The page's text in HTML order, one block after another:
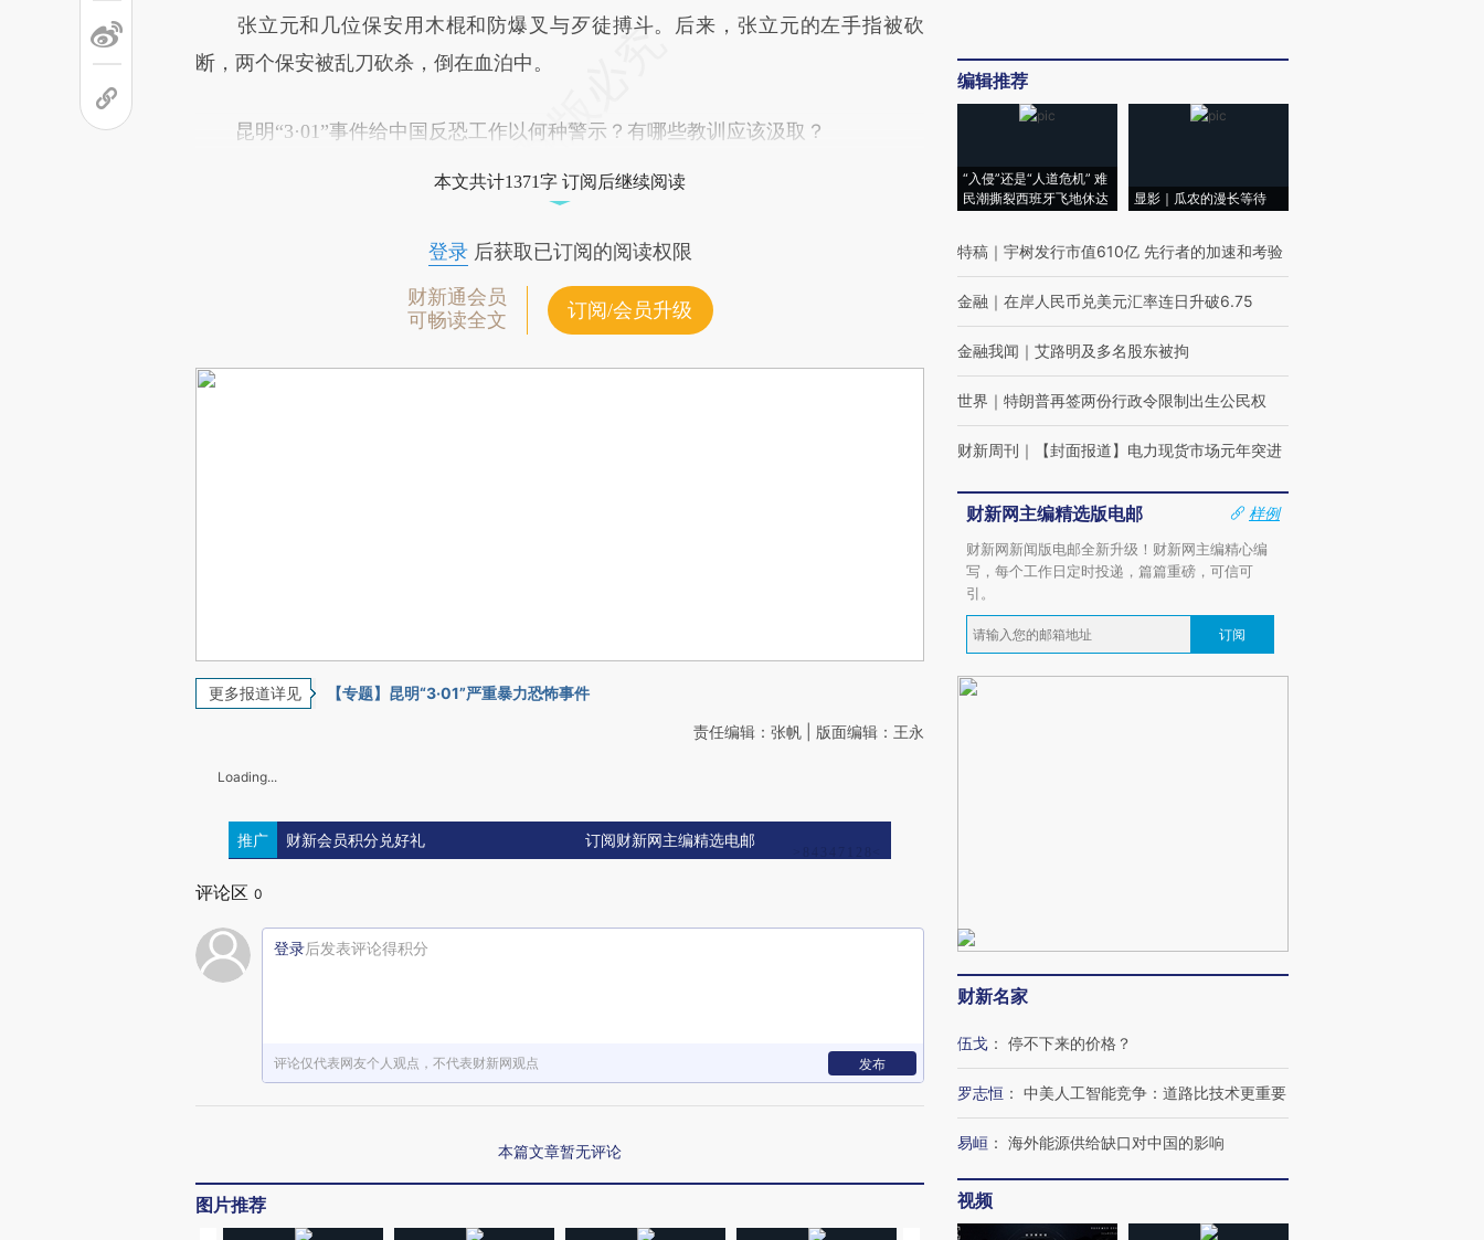
张立元和几位保安用木棍和防爆叉与歹徒搏斗。后来，张立元的左手指被砍
断，两个保安被乱刀砍杀，倒在血泊中。
昆明“3·01”事件给中国反恐工作以何种警示？有哪些教训应该汲取？
本文共计1371字 订阅后继续阅读
登录后获取已订阅的阅读权限
财新通会员
可畅读全文
订阅/会员升级
更多报道详见 【专题】昆明“3·01”严重暴力恐怖事件
责任编辑：张帆 | 版面编辑：王永
Loading...
推广 财新会员积分兑好礼 订阅财新网主编精选电邮
评论区 0
登录后发表评论得积分
评论仅代表网友个人观点，不代表财新网观点 发布
本篇文章暂无评论
图片推荐
编辑推荐
“入侵”还是“人道危机” 难
民潮撕裂西班牙飞地休达
显影｜瓜农的漫长等待
特稿 ｜ 宇树发行市值610亿 先行者的加速和考验
金融 ｜ 在岸人民币兑美元汇率连日升破6.75
金融我闻 ｜ 艾路明及多名股东被拘
世界 ｜ 特朗普再签两份行政令限制出生公民权
财新周刊 ｜ 【封面报道】电力现货市场元年突进
财新网主编精选版电邮
样例
财新网新闻版电邮全新升级！财新网主编精心编
写，每个工作日定时投递，篇篇重磅，可信可
引。
订阅
财新名家
伍戈 ： 停不下来的价格？
罗志恒 ： 中美人工智能竞争：道路比技术更重要
易峘 ： 海外能源供给缺口对中国的影响
视频